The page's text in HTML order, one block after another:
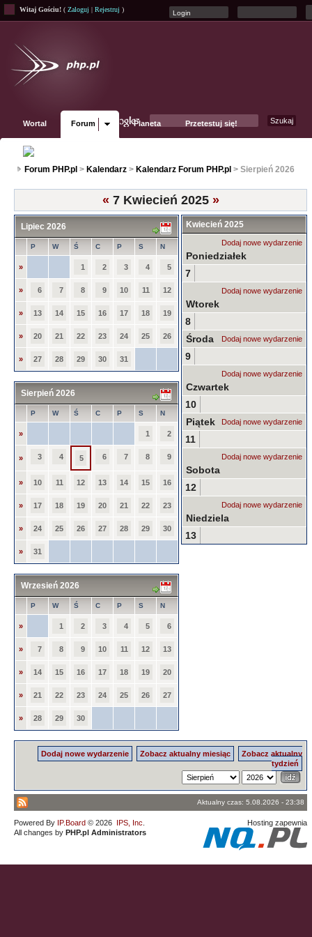
Witaj Gościu! ( Zaloguj | Rejestruj )
Wortal Forum Planeta Przetestuj się!
Forum PHP.pl > Kalendarz > Kalendarz Forum PHP.pl > Sierpień 2026
« 7 Kwiecień 2025 »
Lipiec 2026
P W Ś C P S N
» 1 2 3 4 5
» 6 7 8 9 10 11 12
» 13 14 15 16 17 18 19
» 20 21 22 23 24 25 26
» 27 28 29 30 31
Sierpień 2026
P W Ś C P S N
» 1 2
» 3 4 5 6 7 8 9
» 10 11 12 13 14 15 16
» 17 18 19 20 21 22 23
» 24 25 26 27 28 29 30
» 31
Wrzesień 2026
P W Ś C P S N
» 1 2 3 4 5 6
» 7 8 9 10 11 12 13
» 14 15 16 17 18 19 20
» 21 22 23 24 25 26 27
» 28 29 30
Kwiecień 2025
Dodaj nowe wydarzenie
Poniedziałek
7
Dodaj nowe wydarzenie
Wtorek
8
Dodaj nowe wydarzenie
Środa
9
Dodaj nowe wydarzenie
Czwartek
10
Dodaj nowe wydarzenie
Piątek
11
Dodaj nowe wydarzenie
Sobota
12
Dodaj nowe wydarzenie
Niedziela
13
Dodaj nowe wydarzenie Zobacz aktualny miesiąc
Zobacz aktualny
tydzień
Aktualny czas: 5.08.2026 - 23:38
Powered By IP.Board © 2026 IPS, Inc
All changes by PHP.pl Administrators
Hosting zapewnia